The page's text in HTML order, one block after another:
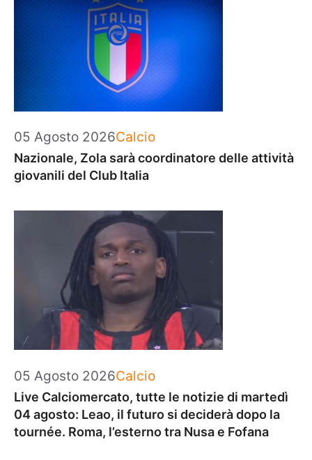
05 Agosto 2026Categorie
Calcio
Nazionale, Zola sarà coordinatore delle attività
giovanili del Club Italia
05 Agosto 2026Categorie
Calcio
Live Calciomercato, tutte le notizie di martedì
04 agosto: Leao, il futuro si deciderà dopo la
tournée. Roma, l’esterno tra Nusa e Fofana